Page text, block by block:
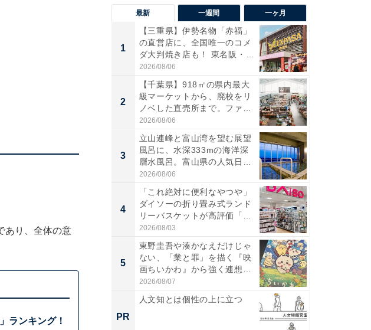
あり、全体の意
ランキング！
最新 一週間 一ヶ月
1
【三重県】伊勢名物「赤福」
の直営店に、全国唯一のコメ
ダ大判焼き店も！ 東名阪・
伊...
2026/08/06
2
【千葉県】918㎡の県内最大
級マーケットから、廃校をリ
ノベした直売所まで。ファ
ー...
2026/08/06
3
立山連峰と富山湾を望む展望
風呂に、水深333mの海洋深
層水風呂。富山県の人気日
帰...
2026/08/06
4
「これ絶対に便利なやつや」
ダイソーの折り畳み式ランド
リーバスケットが高評価「使
わ...
2026/08/03
5
東野圭吾や湊かなえだけじゃ
ない、「業と罪」を描く『映
画ちいかわ』から強く連想し
た...
2026/08/07
PR
人文知とは個性の上に立つ